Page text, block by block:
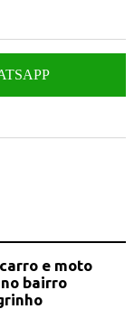
e moto
bairro